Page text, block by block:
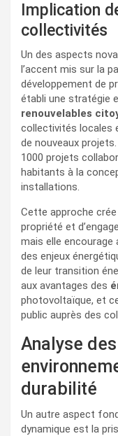
Implication
collectivités
Un des aspects
l’accent mis sur la
développement de
établi une stratégie
renouvelables
collectivités locales
de nouveaux
1000 projets
habitants à la
installations.
Cette approche
propriété et
mais elle encourage
des enjeux
de leur transition
aux avantages des
photovoltaïque, et
public auprès des
Analyse
durabilité
Un autre aspect
dynamique est la